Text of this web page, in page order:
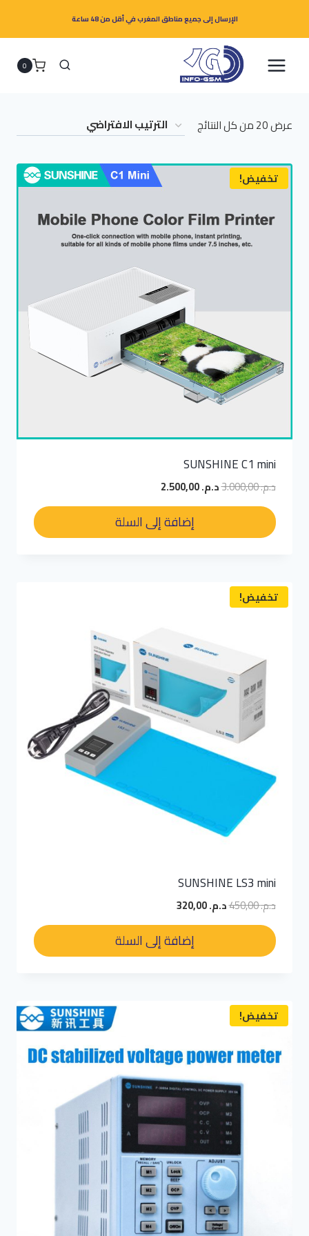
المحتوى
الإرسال إلى جميع مناطق المغرب في أقل من 48 ساعة
0
عرض ⁦20⁩ من كل النتائج
تخفيض!
SUNSHINE C1 mini
د.م.3.000,00
السعر
الأصلي
د.م. 3.000,00.
د.م.2.500,00
الحالي
هو:
د.م. 2.500,00.
إضافة إلى السلة
تخفيض!
SUNSHINE LS3 mini
د.م.450,00
السعر
الأصلي
د.م. 450,00.
د.م.320,00
السعر
الحالي
هو:
د.م. 320,00.
إضافة إلى السلة
تخفيض!